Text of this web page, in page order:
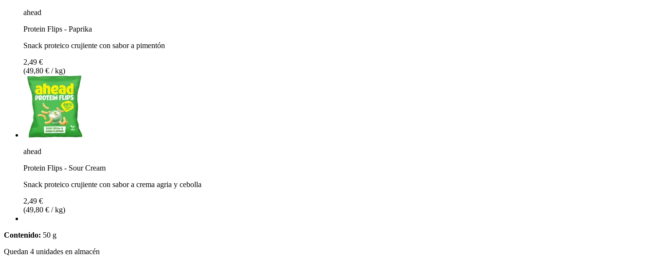
ahead
Protein Flips - Paprika
Snack proteico crujiente con sabor a pimentón
2,49 €
(49,80 € / kg)
ahead
Protein Flips - Sour Cream
Snack proteico crujiente con sabor a crema agria y cebolla
2,49 €
(49,80 € / kg)
Contenido: 50 g
Quedan 4 unidades en almacén